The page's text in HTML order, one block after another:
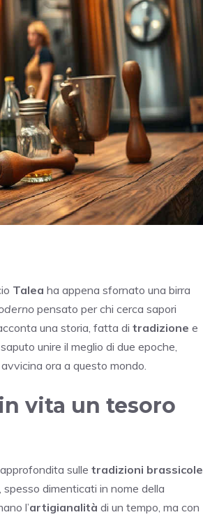
Talea ha appena sfornato una birra
pensato per chi cerca sapori
una storia, fatta di tradizione e
unire il meglio di due epoche,
ora a questo mondo.
vita un tesoro
sulle tradizioni brassicole
spesso dimenticati in nome della
l’artigianalità di un tempo, ma con